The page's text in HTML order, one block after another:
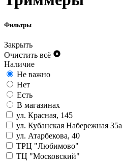
Фильтры
Закрыть
Очистить всё
Наличие
Не важно
Нет
Есть
В магазинах
ул. Красная, 145
ул. Кубанская Набережная 35а
ул. Атарбекова, 40
ТРЦ "Любимово"
ТЦ "Московский"